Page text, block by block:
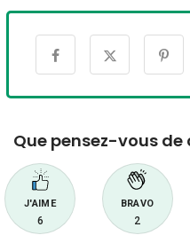
Que pensez-vous
J'AIME
6
BRAVO
2